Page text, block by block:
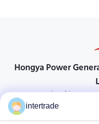
Hongya Power
προσαρμοσμένες λύσεις για
intertrade